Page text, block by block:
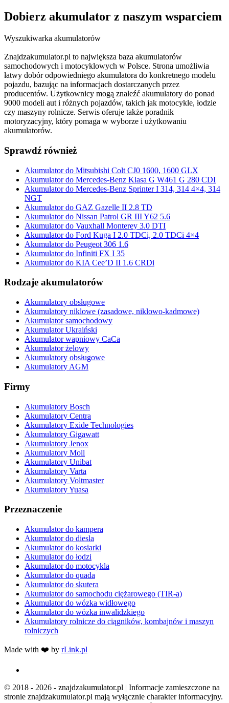
Dobierz akumulator z naszym wsparciem
Wyszukiwarka akumulatorów
Znajdzakumulator.pl to największa baza akumulatorów
samochodowych i motocyklowych w Polsce. Strona umożliwia
łatwy dobór odpowiedniego akumulatora do konkretnego modelu
pojazdu, bazując na informacjach dostarczanych przez
producentów. Użytkownicy mogą znaleźć akumulatory do ponad
9000 modeli aut i różnych pojazdów, takich jak motocykle, łodzie
czy maszyny rolnicze. Serwis oferuje także poradnik
motoryzacyjny, który pomaga w wyborze i użytkowaniu
akumulatorów.
Sprawdź również
Akumulator do Mitsubishi Colt CJ0 1600, 1600 GLX
Akumulator do Mercedes-Benz Klasa G W461 G 280 CDI
Akumulator do Mercedes-Benz Sprinter I 314, 314 4×4, 314
NGT
Akumulator do GAZ Gazelle II 2.8 TD
Akumulator do Nissan Patrol GR III Y62 5.6
Akumulator do Vauxhall Monterey 3.0 DTI
Akumulator do Ford Kuga I 2.0 TDCi, 2.0 TDCi 4×4
Akumulator do Peugeot 306 1.6
Akumulator do Infiniti FX I 35
Akumulator do KIA Cee’D II 1.6 CRDi
Rodzaje akumulatorów
Akumulatory obsługowe
Akumulatory niklowe (zasadowe, niklowo-kadmowe)
Akumulator samochodowy
Akumulator Ukraiński
Akumulator wapniowy CaCa
Akumulator żelowy
Akumulatory obsługowe
Akumulatory AGM
Firmy
Akumulatory Bosch
Akumulatory Centra
Akumulatory Exide Technologies
Akumulatory Gigawatt
Akumulatory Jenox
Akumulatory Moll
Akumulatory Unibat
Akumulatory Varta
Akumulatory Voltmaster
Akumulatory Yuasa
Przeznaczenie
Akumulator do kampera
Akumulator do diesla
Akumulator do kosiarki
Akumulator do łodzi
Akumulator do motocykla
Akumulator do quada
Akumulator do skutera
Akumulator do samochodu ciężarowego (TIR-a)
Akumulator do wózka widłowego
Akumulator do wózka inwalidzkiego
Akumulatory rolnicze do ciągników, kombajnów i maszyn
rolniczych
Made with ❤️ by rLink.pl
© 2018 - 2026 - znajdzakumulator.pl | Informacje zamieszczone na
stronie znajdzakumulator.pl mają wyłącznie charakter informacyjny.